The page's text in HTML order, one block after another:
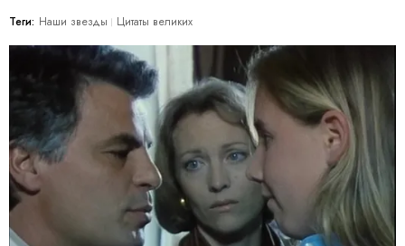
Теги: Наши звезды Цитаты великих